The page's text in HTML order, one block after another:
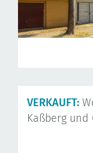
VERKAUFT:
Kaßberg und